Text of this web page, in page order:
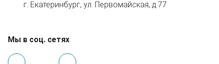
г. Екатеринбург, ул. Первомайская, д.77
Мы в соц. сетях